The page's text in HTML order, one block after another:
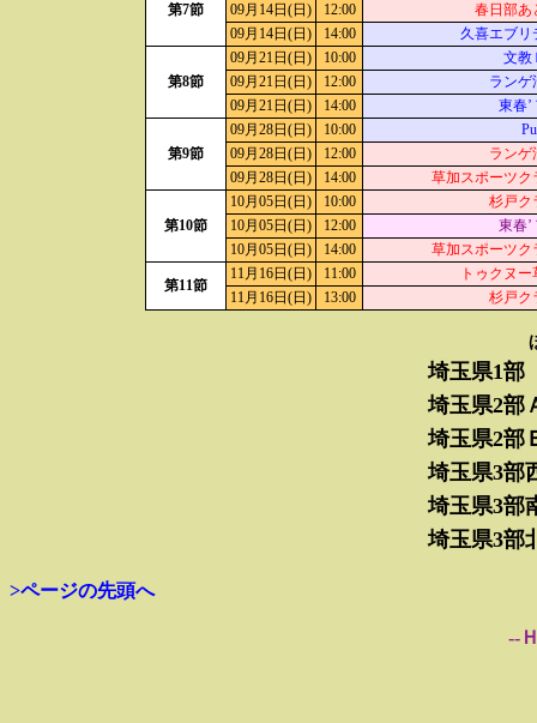
第7節
09月14日(日)
12:00
春日部あ
09月14日(日)
14:00 久喜エブリ
第8節
09月21日(日) 10:00
文教
09月21日(日)
12:00
ランゲ
09月21日(日)
14:00 東春’
第9節
09月28日(日) 10:00
09月28日(日)
12:00
ランゲ
09月28日(日)
14:00 草加スポーツク
第10節
10月05日(日) 10:00
杉戸ク
10月05日(日)
12:00
東春’
10月05日(日)
14:00 草加スポーツク
第11節
11月16日(日) 11:00
トゥクヌー
11月16日(日)
13:00 杉戸ク
埼玉県1部
埼玉県2部
埼玉県2部
埼玉県3部
埼玉県3部
埼玉県3部
>ページの先頭へ
--